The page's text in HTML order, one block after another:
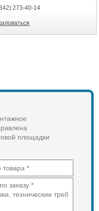
причалов,
273-40-14
площадки